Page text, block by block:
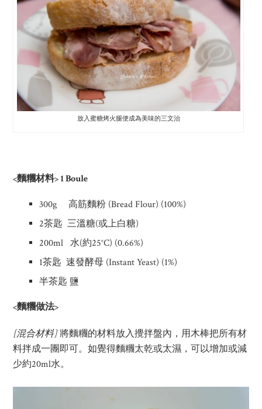
放入蜜糖烤火腿便成為美味的三文治
<麵糰材料> 1 Boule
300g 高筋麵粉 (Bread Flour) (100%)
2茶匙 三溫糖(或上白糖)
200ml 水(約25°C) (0.66%)
1茶匙 速發酵母 (Instant Yeast) (1%)
半茶匙 鹽
<麵糰做法>
[混合材料]將麵糰的材料放入攪拌盤內，用木棒把所有材
料拌成一團即可。如覺得麵糰太乾或太濕，可以增加或減
少約20ml水。